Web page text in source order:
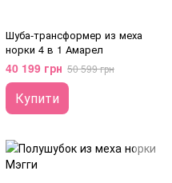
Шуба-трансформер из меха
норки 4 в 1 Амарел
40 199 грн 50 599 грн
Купити